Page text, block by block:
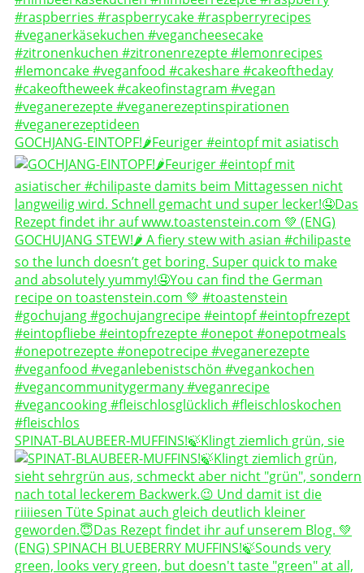
GOCHJANG-EINTOPF!🌶️Feuriger #eintopf mit asiatisch
SPINAT-BLAUBEER-MUFFINS!🍃Klingt ziemlich grün, sie